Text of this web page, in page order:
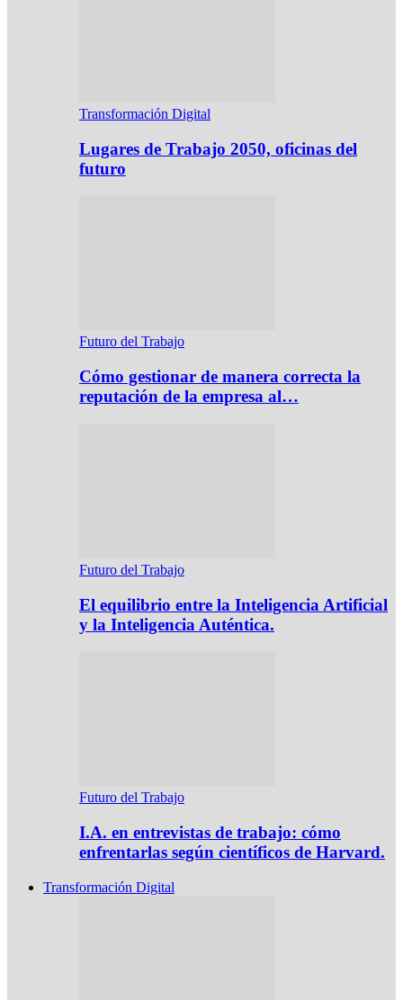
Transformación Digital
Lugares de Trabajo 2050, oficinas del
futuro
Futuro del Trabajo
Cómo gestionar de manera correcta la
reputación de la empresa al…
Futuro del Trabajo
El equilibrio entre la Inteligencia Artificial
y la Inteligencia Auténtica.
Futuro del Trabajo
I.A. en entrevistas de trabajo: cómo
enfrentarlas según científicos de Harvard.
Transformación Digital